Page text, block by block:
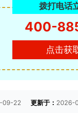
拨打电话
400-
点击获
09-22 更新于： 2026-